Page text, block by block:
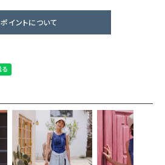
ポイントについて